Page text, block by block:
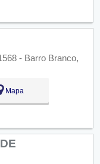
- Barro Branco,
Mapa